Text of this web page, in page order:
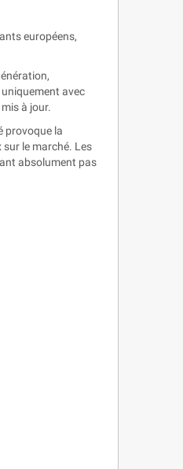
européens,
avec
à jour.
provoque la
le marché. Les
absolument pas